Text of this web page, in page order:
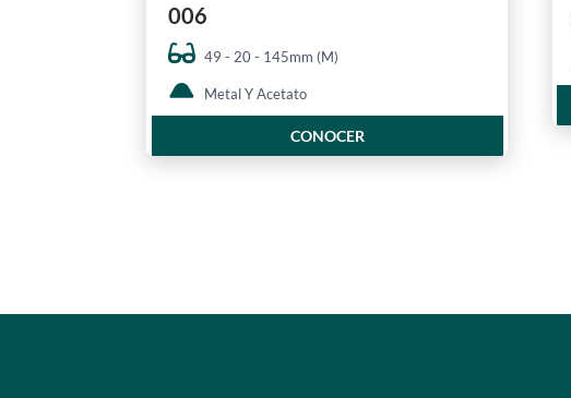
006
49 - 20 - 145mm (M)
Metal Y Acetato
CONOCER